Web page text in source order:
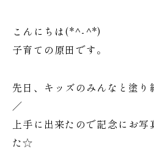
こんにちは(*^-^*)
子育ての原田です。
先日、キッズのみんなと塗
／
上手に出来たので記念にお
た☆